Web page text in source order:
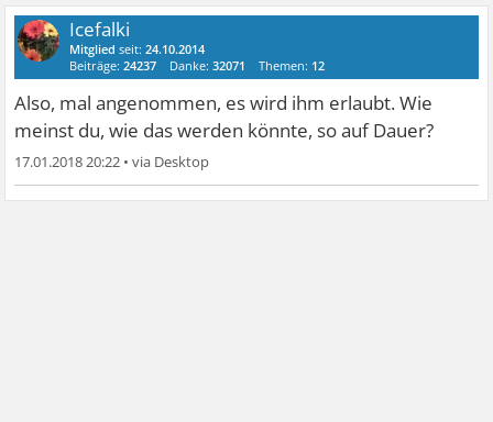
Icefalki
Mitglied seit:24.10.2014
Beiträge:24237 Danke:32071 Themen: 12
Also, mal angenommen, es wird ihm erlaubt. Wie
meinst du, wie das werden könnte, so auf Dauer?
17.01.2018 20:22 •